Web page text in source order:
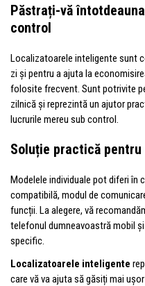
Păstrați-vă
control
Localizatoarele inteligente sunt
zi și pentru a ajuta la
folosite frecvent. Sunt potrivite
zilnică și reprezintă un ajutor
lucrurile mereu sub control.
Soluție practică
Modelele individuale pot diferi în
compatibilă, modul de
funcții. La alegere, vă
telefonul dumneavoastră mobil
specific.
Localizatoarele inteligente
care vă va ajuta să găsiți mai